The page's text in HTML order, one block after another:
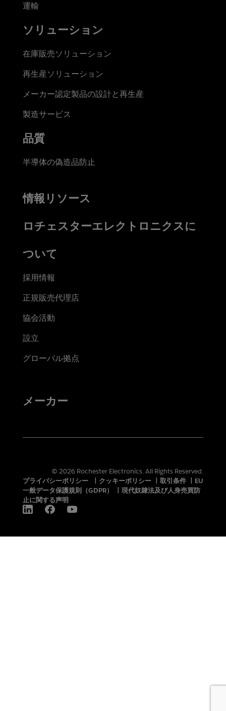
運輸
ソリューション
在庫販売ソリューション
再生産ソリューション
メーカー認定製品の設計と再生産
製造サービス
品質
半導体の偽造品防止
情報リソース
ロチェスターエレクトロニクスに
ついて
採用情報
正規販売代理店
協会活動
設立
グローバル拠点
メーカー
© 2026 Rochester Electronics. All Rights Reserved.
プライバシーポリシー
クッキーポリシー 取引条件
EU
一般データ保護規則（GDPR）
現代奴隷法及び人身売買防
止に関する声明